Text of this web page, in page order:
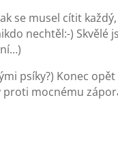
se musel cítit
nechtěl:-) Skvělé
psíky?) Konec
mocnému